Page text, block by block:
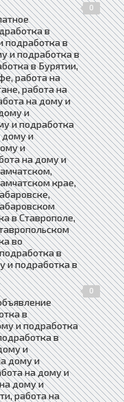
0
в
подработка в
и подработка в
в Бурятии,
работа на
работа на
на дому и
и
и подработка
дому и
и
на дому и
крае,
в Ставрополе,
во
в
и подработка в
0
в
и подработка
в
и
дому и
на дому и
дому и
работа на